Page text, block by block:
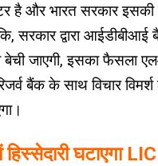
है और भारत सरकार इसकी
सरकार द्वारा
बेची जाएगी, इसका फैसला
बैंक के साथ विचार
घटाएगा LIC